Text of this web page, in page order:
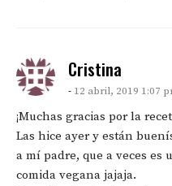
Cristina
12 abril, 2019 1:07
¡Muchas gracias por la
Las hice ayer y están
a mí padre, que a veces es
comida vegana jajaja.